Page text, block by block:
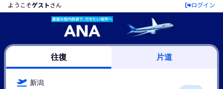
ようこそゲストさん ログイン
新潟空港発→那覇（沖縄）空港行きANA（ANA(全日空)）の
往復 片道
新潟